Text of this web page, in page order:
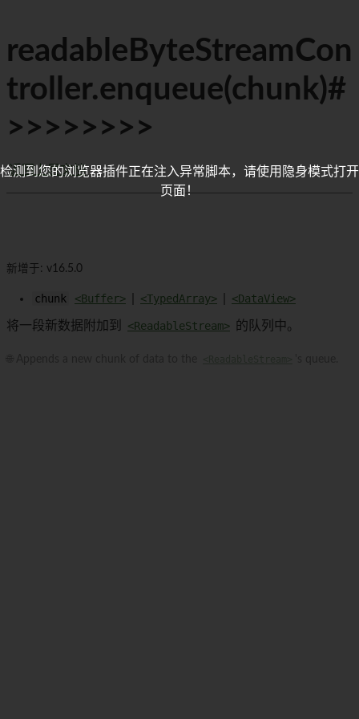
readableByteStreamCon
troller.enqueue(chunk)#
>>>>>>>>
返回上层文档
新增于: v16.5.0
chunk <Buffer> <TypedArray> <DataView>
将一段新数据附加到 <ReadableStream> 的队列中。
检测到您的浏览器插件正在注入异常脚本，请使用隐身模式打开
页面！